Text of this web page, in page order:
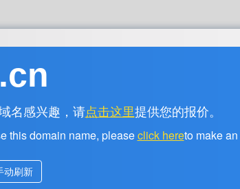
名感兴趣，请点击这里提供您的报价。
this domain name, pleaseclick hereto make an
动刷新